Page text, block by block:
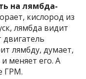
на лямбда-
кислород из
лямбда видит
двигатель
лямбду, думает,
меняет его. А
ГРМ.